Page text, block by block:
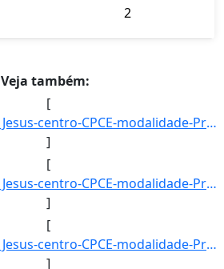
2
Veja também:
[
809: municipio-Bom_Jesus-centro-CPCE-modalidade-Presencial-convenio--selecao-SISU_COTA-cota-AA-4-sexo-F-u]
]
[
810: municipio-Bom_Jesus-centro-CPCE-modalidade-Presencial-convenio--selecao-SISU-cota-AC-sexo-F-uf-MA-an]
]
[
811: municipio-Bom_Jesus-centro-CPCE-modalidade-Presencial-convenio--selecao-SISU-cota-AC-sexo-M-uf-MA-an]
]